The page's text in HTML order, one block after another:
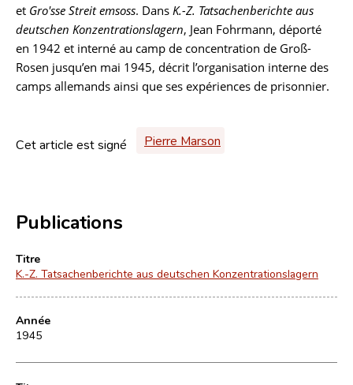
et Gro'sse Streit emsoss. Dans K.-Z. Tatsachenberichte aus
deutschen Konzentrationslagern, Jean Fohrmann, déporté
en 1942 et interné au camp de concentration de Groß-
Rosen jusqu’en mai 1945, décrit l’organisation interne des
camps allemands ainsi que ses expériences de prisonnier.
Cet article est signé Pierre Marson
Publications
Titre
K.-Z. Tatsachenberichte aus deutschen Konzentrationslagern
Année
1945